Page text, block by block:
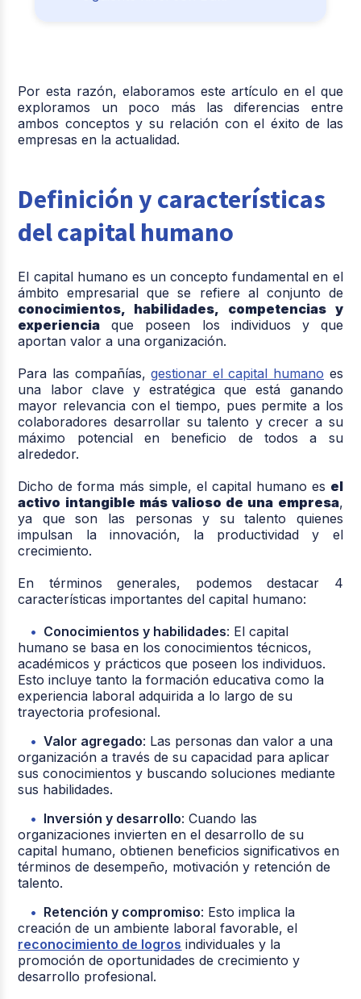
Por esta razón, elaboramos este artículo en el que
exploramos un poco más las diferencias entre
ambos conceptos y su relación con el éxito de las
empresas en la actualidad.
Definición y características
del capital humano
El capital humano es un concepto fundamental en el
ámbito empresarial que se refiere al conjunto de
conocimientos, habilidades, competencias y
experiencia que poseen los individuos y que
aportan valor a una organización.
Para las compañías,gestionar el capital humano es
una labor clave y estratégica que está ganando
mayor relevancia con el tiempo, pues permite a los
colaboradores desarrollar su talento y crecer a su
máximo potencial en beneficio de todos a su
alrededor.
Dicho de forma más simple, el capital humano es el
activo intangible más valioso de una empresa,
ya que son las personas y su talento quienes
impulsan la innovación, la productividad y el
crecimiento.
En términos generales, podemos destacar 4
características importantes del capital humano:
Conocimientos y habilidades: El capital
humano se basa en los conocimientos técnicos,
académicos y prácticos que poseen los individuos.
Esto incluye tanto la formación educativa como la
experiencia laboral adquirida a lo largo de su
trayectoria profesional.
Valor agregado: Las personas dan valor a una
organización a través de su capacidad para aplicar
sus conocimientos y buscando soluciones mediante
sus habilidades.
Inversión y desarrollo: Cuando las
organizaciones invierten en el desarrollo de su
capital humano, obtienen beneficios significativos en
términos de desempeño, motivación y retención de
talento.
Retención y compromiso: Esto implica la
creación de un ambiente laboral favorable, el
reconocimiento de logros individuales y la
promoción de oportunidades de crecimiento y
desarrollo profesional.